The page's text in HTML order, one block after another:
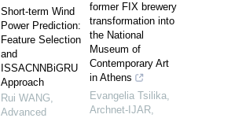
Short-term Wind
Power Prediction:
Feature Selection
and
ISSACNNBiGRU
Approach
Rui WANG,
Advanced
former FIX brewery
transformation into
the National
Museum of
Contemporary Art
in Athens
Evangelia Tsilika,
Archnet-IJAR,